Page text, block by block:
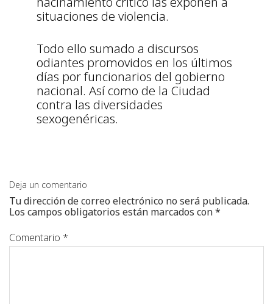
situaciones de violencia.
Todo ello sumado a discursos
odiantes promovidos en los últimos
días por funcionarios del gobierno
nacional. Así como de la Ciudad
contra las diversidades
sexogenéricas.
Deja un comentario
Tu dirección de correo electrónico no será publicada.
Los campos obligatorios están marcados con*
Comentario *